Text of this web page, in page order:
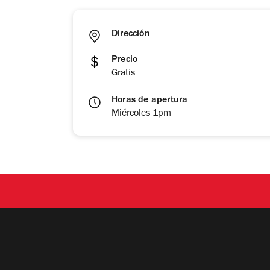
Dirección
Precio
Gratis
Horas de apertura
Miércoles 1pm